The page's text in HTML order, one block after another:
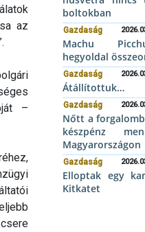
az
–
boltokban
Gazdaság
Machu
hegyoldal
Gazdaság
Átállítottuk…
Gazdaság
Nőtt a
készpénz
Magyarországon
Gazdaság
Elloptak egy
Kitkatet